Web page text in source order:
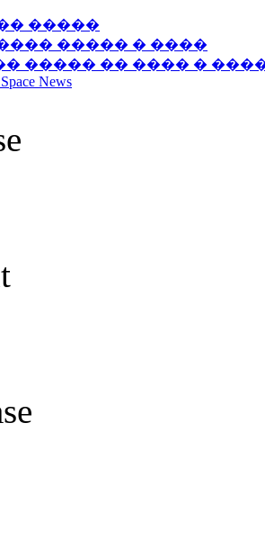
�����
����� � ����
����� �� ���� �
News